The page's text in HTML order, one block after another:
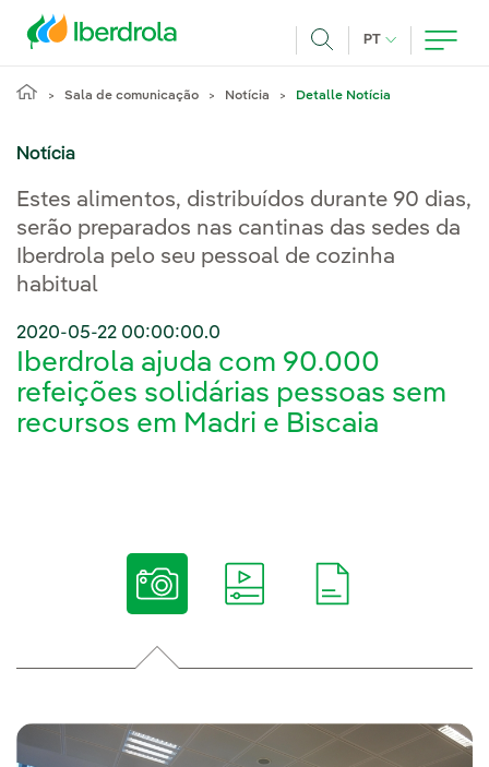
PT IDIOMA ATUAL,
Sala de comunicação Notícia Detalle Notícia
Notícia
Estes alimentos, distribuídos durante 90 dias,
serão preparados nas cantinas das sedes da
Iberdrola pelo seu pessoal de cozinha
habitual
2020-05-22 00:00:00.0
Iberdrola ajuda com 90.000
refeições solidárias pessoas sem
recursos em Madri e Biscaia